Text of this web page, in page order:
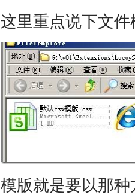
这里重点说下文
模版就是要以那